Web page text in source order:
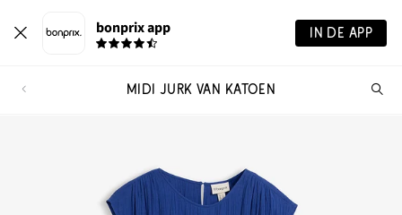
bonprix app IN DE APP
MIDI JURK VAN KATOEN